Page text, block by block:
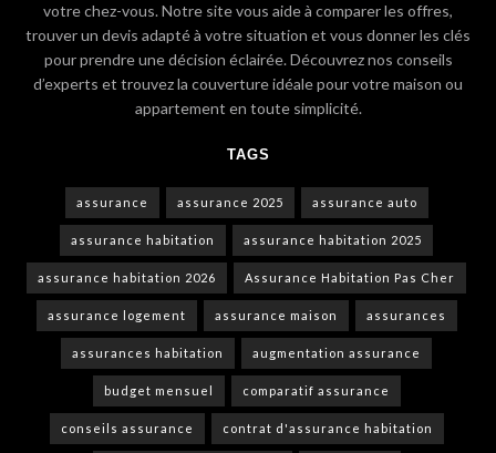
votre chez-vous. Notre site vous aide à comparer les offres,
trouver un devis adapté à votre situation et vous donner les clés
pour prendre une décision éclairée. Découvrez nos conseils
d’experts et trouvez la couverture idéale pour votre maison ou
appartement en toute simplicité.
TAGS
assurance assurance 2025 assurance auto
assurance habitation assurance habitation 2025
assurance habitation 2026 Assurance Habitation Pas Cher
assurance logement assurance maison assurances
assurances habitation augmentation assurance
budget mensuel comparatif assurance
conseils assurance contrat d'assurance habitation